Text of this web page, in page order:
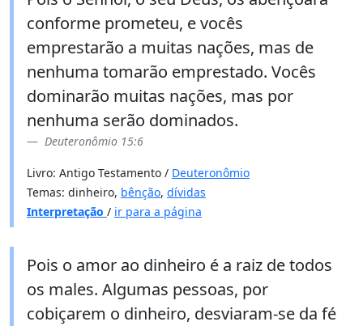
conforme prometeu, e vocês
emprestarão a muitas nações, mas de
nenhuma tomarão emprestado. Vocês
dominarão muitas nações, mas por
nenhuma serão dominados.
Deuteronômio 15:6
Livro: Antigo Testamento / Deuteronômio
Temas: dinheiro, bênção, dívidas
Interpretação / ir para a página
Pois o amor ao dinheiro é a raiz de todos
os males. Algumas pessoas, por
cobiçarem o dinheiro, desviaram-se da fé